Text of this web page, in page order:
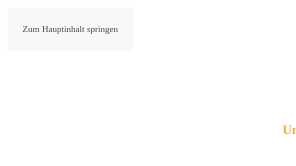
Zum Hauptinhalt springen